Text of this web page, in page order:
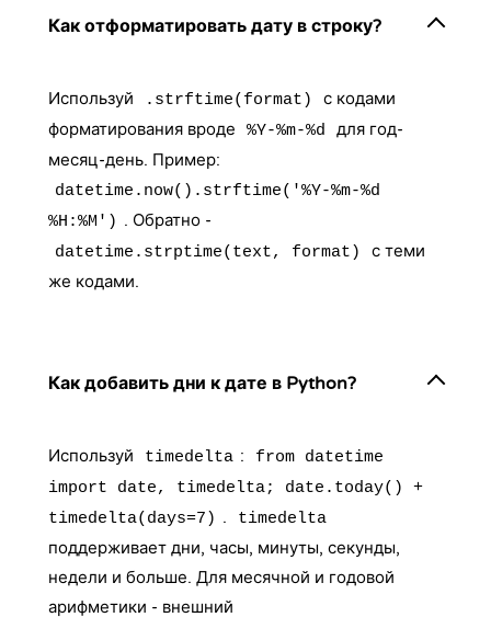
Как отформатировать дату в строку?
Используй .strftime(format)
с кодами
форматирования вроде
%Y-%m-%d
для год-
месяц-день. Пример:
datetime.now().strftime('%Y-%m-%d
%H:%M') . Обратно -
datetime.strptime(text, format)
с теми
же кодами.
Как добавить дни к дате в Python?
Используй timedelta :
from datetime
import date, timedelta; date.today() +
timedelta(days=7) . timedelta
поддерживает дни, часы, минуты, секунды,
недели и больше. Для месячной и годовой
арифметики - внешний